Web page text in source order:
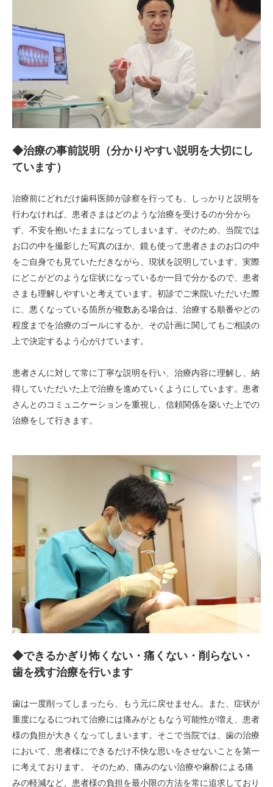
◆治療の事前説明（分かりやすい説明を大切にし
ています）
治療前にどれだけ歯科医師が診察を行っても、しっかりと説明を
行わなければ、患者さまはどのような治療を受けるのか分から
ず、不安を抱いたままになってしまいます。そのため、当院では
お口の中を撮影した写真のほか、鏡も使って患者さまのお口の中
をご自身でも見ていただきながら、現状を説明しています。実際
にどこがどのような症状になっているか一目で分かるので、患者
さまも理解しやすいと考えています。初診でご来院いただいた際
に、悪くなっている箇所が複数ある場合は、治療する順番やどの
程度までを治療のゴールにするか、その計画に関してもご相談の
上で決定するよう心がけています。
患者さんに対して常に丁寧な説明を行い、治療内容に理解し、納
得していただいた上で治療を進めていくようにしています。患者
さんとのコミュニケーションを重視し、信頼関係を築いた上での
治療をして行きます。
◆できるかぎり怖くない・痛くない・削らない・
歯を残す治療を行います
歯は一度削ってしまったら、もう元に戻せません。また、症状が
重度になるにつれて治療には痛みがともなう可能性が増え、患者
様の負担が大きくなってしまいます。そこで当院では、歯の治療
において、患者様にできるだけ不快な思いをさせないことを第一
に考えております。 そのため、痛みのない治療や麻酔による痛
みの軽減など、患者様の負担を最小限の方法を常に追求しており